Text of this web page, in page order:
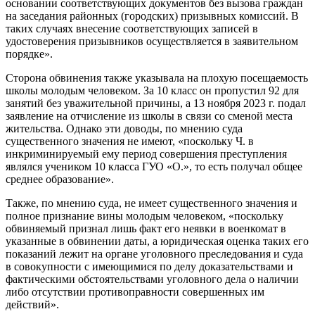
основании соответствующих документов без вызова граждан
на заседания районных (городских) призывных комиссий. В
таких случаях внесение соответствующих записей в
удостоверения призывников осуществляется в заявительном
порядке».
Сторона обвинения также указывала на плохую посещаемость
школы молодым человеком. За 10 класс он пропустил 92 для
занятий без уважительной причины, а 13 ноября 2023 г. подал
заявление на отчисление из школы в связи со сменой места
жительства. Однако эти доводы, по мнению суда
существенного значения не имеют, «поскольку Ч. в
инкриминируемый ему период совершения преступления
являлся учеником 10 класса ГУО «О.», то есть получал общее
среднее образование».
Также, по мнению суда, не имеет существенного значения и
полное признание вины молодым человеком, «поскольку
обвиняемый признал лишь факт его неявки в военкомат в
указанные в обвинении даты, а юридическая оценка таких его
показаний лежит на органе уголовного преследования и суда
в совокупности с имеющимися по делу доказательствами и
фактическими обстоятельствами уголовного дела о наличии
либо отсутствии противоправности совершенных им
действий».